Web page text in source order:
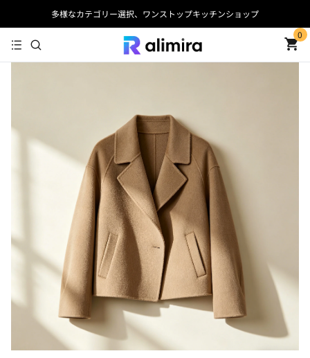
多様なカテゴリー選択、ワンストップキッチンショップ
0